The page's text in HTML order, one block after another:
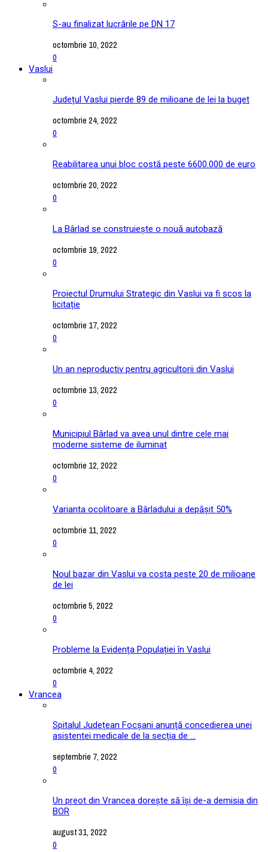
S-au finalizat lucrările pe DN 17
octombrie 10, 2022
0
Vaslui
Județul Vaslui pierde 89 de milioane de lei la buget
octombrie 24, 2022
0
Reabilitarea unui bloc costă peste 6600.000 de euro
octombrie 20, 2022
0
La Bârlad se construiește o nouă autobază
octombrie 19, 2022
0
Proiectul Drumului Strategic din Vaslui va fi scos la
licitație
octombrie 17, 2022
0
Un an neproductiv pentru agricultorii din Vaslui
octombrie 13, 2022
0
Municipiul Bârlad va avea unul dintre cele mai
moderne sisteme de iluminat
octombrie 12, 2022
0
Varianta ocolitoare a Bârladului a depășit 50%
octombrie 11, 2022
0
Noul bazar din Vaslui va costa peste 20 de milioane
de lei
octombrie 5, 2022
0
Probleme la Evidența Populației în Vaslui
octombrie 4, 2022
0
Vrancea
Spitalul Județean Focșani anunță concedierea unei
asistentei medicale de la secția de ...
septembrie 7, 2022
0
Un preot din Vrancea dorește să își de-a demisia din
BOR
august 31, 2022
0